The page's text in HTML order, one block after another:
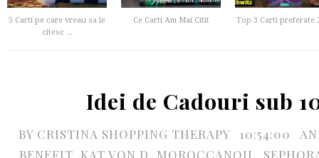
5 Carti pe care vreau sa le
citesc ...
Ce Carti Am Mai Citit Top 3 Carti preferate
Idei de Cadouri sub
BY CRISTINA SHOPPING THERAPY 10:54:00
BENEFIT, KAT VON D, MOROCCANOIL,